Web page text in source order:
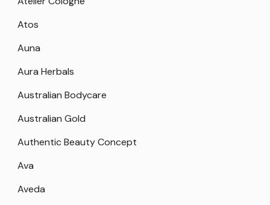
Atos
Auna
Aura Herbals
Australian Bodycare
Australian Gold
Authentic Beauty Concept
Ava
Aveda